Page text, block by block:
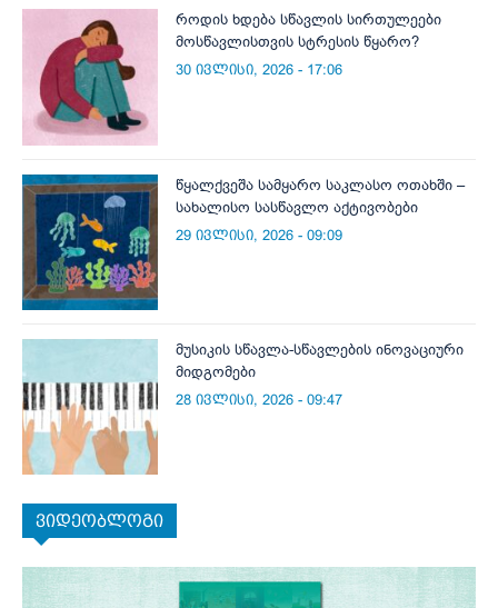
როდის ხდება სწავლის სირთულეები
მოსწავლისთვის სტრესის წყარო?
30 ივლისი, 2026 - 17:06
წყალქვეშა სამყარო საკლასო ოთახში –
სახალისო სასწავლო აქტივობები
29 ივლისი, 2026 - 09:09
მუსიკის სწავლა-სწავლების ინოვაციური
მიდგომები
28 ივლისი, 2026 - 09:47
ვიდეობლოგი